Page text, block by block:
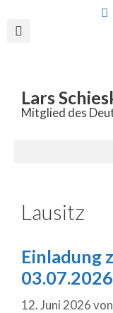
Lars
Mitglied des
Lausitz
Einladung
12. Juni 2026von